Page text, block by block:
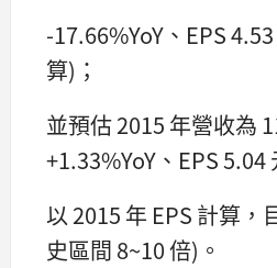
-17.66%YoY、EPS
算)；
並預估 2015 年營收為
+1.33%YoY、EPS 5.04
以 2015 年 EPS 計算，
史區間 8~10 倍)。